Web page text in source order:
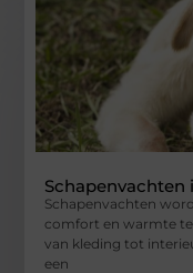
Schapenvachten
comfort en warmte te
van kleding tot
een